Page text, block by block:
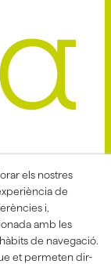
venda
els nostres
de
i,
amb les
de navegació.
et permeten dir-